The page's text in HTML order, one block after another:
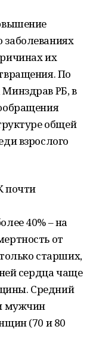
их
По
РБ, в
общей
взрослого
почти
40% – на
от
старших,
сердца чаще
Средний
мужчин
(70 и 80